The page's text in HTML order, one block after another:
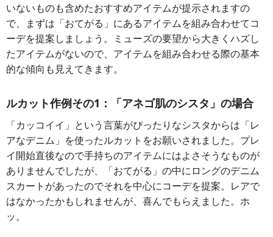
いないものも含めたおすすめアイテムが提示されますの
で、まずは「おてがる」にあるアイテムを組み合わせてコ
ーデを提案しましょう。ミューズの要望から大きくハズし
たアイテムがないので、アイテムを組み合わせる際の基本
的な傾向も見えてきます。
ルカット作例その1：「アネゴ肌のシスタ」の場合
「カッコイイ」という言葉がぴったりなシスタからは「レ
アなデニム」を使ったルカットをお願いされました。プレ
イ開始直後なので手持ちのアイテムにはよさそうなものが
ありませんでしたが、「おてがる」の中にロングのデニム
スカートがあったのでそれを中心にコーデを提案。レアで
はなかったかもしれませんが、喜んでもらえました。ホ
ッ。